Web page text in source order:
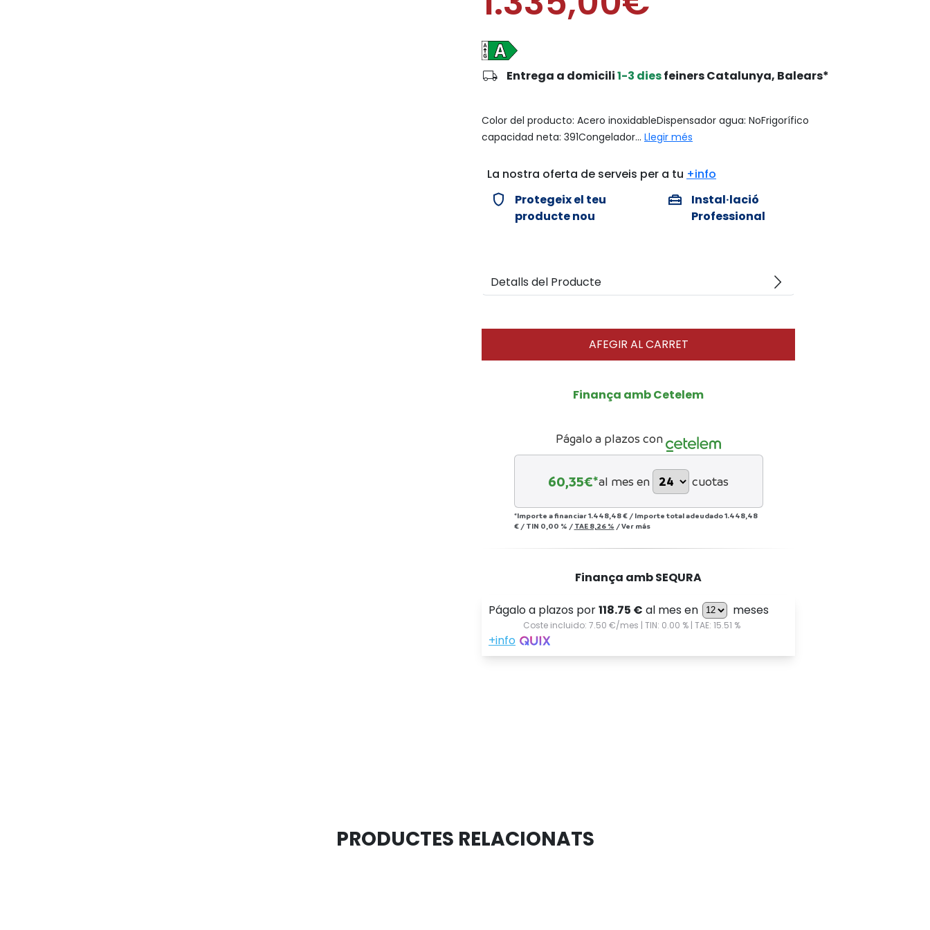
local_shipping Entrega a domicili1-3 diesfeiners Catalunya, Balears*
Color del producto: Acero inoxidableDispensador agua: NoFrigorífico
capacidad neta: 391Congelador... Llegir més
La nostra oferta de serveis per a tu +info
verified_user
Protegeix el teu
producte nou
home_repair_service
Instal·lació
Professional
Detalls del Producte arrow_forward_ios
AFEGIR AL CARRET
Finança amb Cetelem
Págalo a plazos con
60,35€*al mes en cuotas
*Importe a financiar1.448,48 € / Importe total adeudado1.448,48
€/ TIN 0,00 % / TAE 8,26 % /Ver más
Finança amb SEQURA
PRODUCTES RELACIONATS